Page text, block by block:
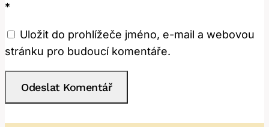
*
Uložit do prohlížeče jméno, e-mail a webovou
stránku pro budoucí komentáře.